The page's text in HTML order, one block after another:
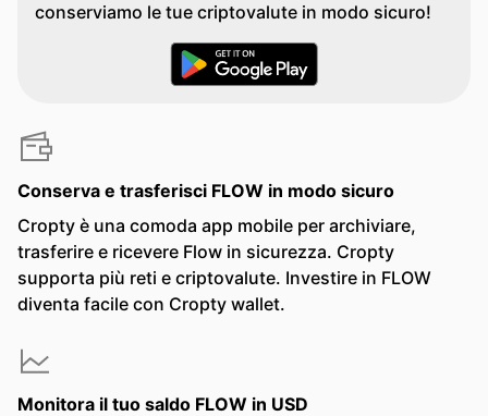
conserviamo le tue criptovalute in modo sicuro!
Conserva e trasferisci FLOW in modo sicuro
Cropty è una comoda app mobile per archiviare,
trasferire e ricevere Flow in sicurezza. Cropty
supporta più reti e criptovalute. Investire in FLOW
diventa facile con Cropty wallet.
Monitora il tuo saldo FLOW in USD